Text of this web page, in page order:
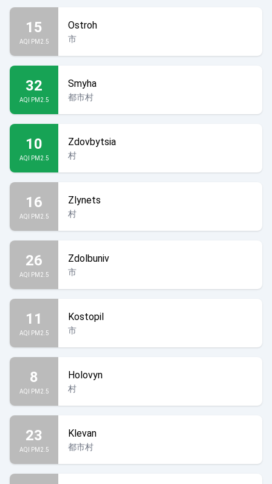
15
AQI PM2.5
Ostroh
市
32
AQI PM2.5
Smyha
都市村
10
AQI PM2.5
Zdovbytsia
村
16
AQI PM2.5
Zlynets
村
26
AQI PM2.5
Zdolbuniv
市
11
AQI PM2.5
Kostopil
市
8
AQI PM2.5
Holovyn
村
23
AQI PM2.5
Klevan
都市村